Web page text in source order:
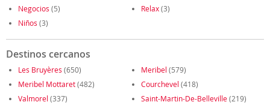
Negocios (5) Relax(3)
Niños (3)
Destinos cercanos
Les Bruyères (650) Meribel (579)
Meribel Mottaret(482) Courchevel (418)
Valmorel (337) Saint-Martin-De-Belleville(219)